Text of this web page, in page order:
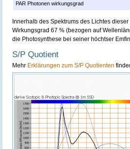
PAR Photonen wirkungsgrad
Innerhalb des Spektrums des Lichtes
Wirkungsgrad 67 % (bezogen auf
die Photosynthese bei seiner höchtser
S/P Quotient
Mehr Erklärungen zum S/P Quotienten